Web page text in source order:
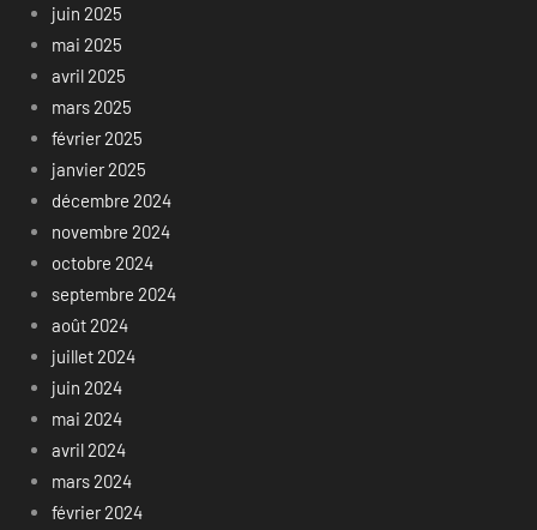
juin 2025
mai 2025
avril 2025
mars 2025
février 2025
janvier 2025
décembre 2024
novembre 2024
octobre 2024
septembre 2024
août 2024
juillet 2024
juin 2024
mai 2024
avril 2024
mars 2024
février 2024